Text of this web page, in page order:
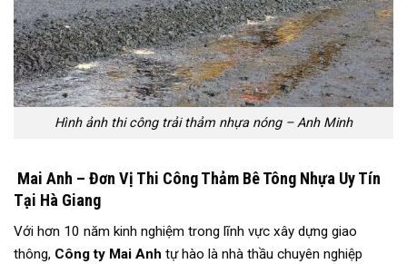
Hình ảnh thi công trải thảm nhựa nóng – Anh Minh
Mai Anh – Đơn Vị Thi Công Thảm Bê Tông Nhựa Uy Tín
Tại Hà Giang
Với hơn 10 năm kinh nghiệm trong lĩnh vực xây dựng giao
thông, Công ty Mai Anh tự hào là nhà thầu chuyên nghiệp